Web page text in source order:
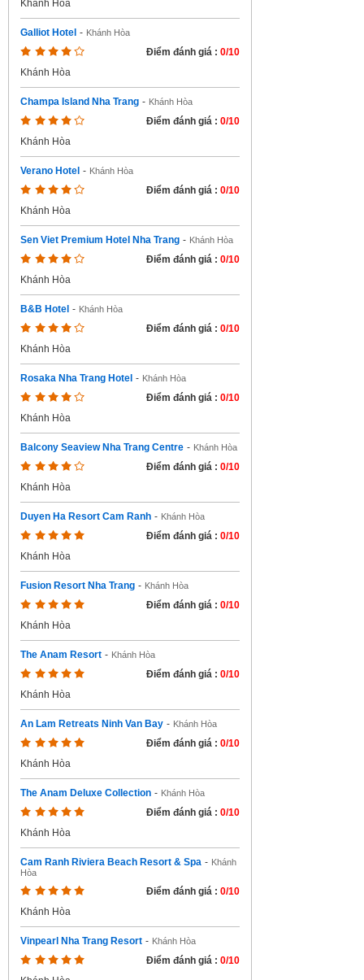
Khánh Hòa
Galliot Hotel - Khánh Hòa
Điểm đánh giá : 0/10
Khánh Hòa
Champa Island Nha Trang - Khánh Hòa
Điểm đánh giá : 0/10
Khánh Hòa
Verano Hotel - Khánh Hòa
Điểm đánh giá : 0/10
Khánh Hòa
Sen Viet Premium Hotel Nha Trang - Khánh Hòa
Điểm đánh giá : 0/10
Khánh Hòa
B&B Hotel - Khánh Hòa
Điểm đánh giá : 0/10
Khánh Hòa
Rosaka Nha Trang Hotel - Khánh Hòa
Điểm đánh giá : 0/10
Khánh Hòa
Balcony Seaview Nha Trang Centre - Khánh Hòa
Điểm đánh giá : 0/10
Khánh Hòa
Duyen Ha Resort Cam Ranh - Khánh Hòa
Điểm đánh giá : 0/10
Khánh Hòa
Fusion Resort Nha Trang - Khánh Hòa
Điểm đánh giá : 0/10
Khánh Hòa
The Anam Resort - Khánh Hòa
Điểm đánh giá : 0/10
Khánh Hòa
An Lam Retreats Ninh Van Bay - Khánh Hòa
Điểm đánh giá : 0/10
Khánh Hòa
The Anam Deluxe Collection - Khánh Hòa
Điểm đánh giá : 0/10
Khánh Hòa
Cam Ranh Riviera Beach Resort & Spa - Khánh
Hòa
Điểm đánh giá : 0/10
Khánh Hòa
Vinpearl Nha Trang Resort - Khánh Hòa
Điểm đánh giá : 0/10